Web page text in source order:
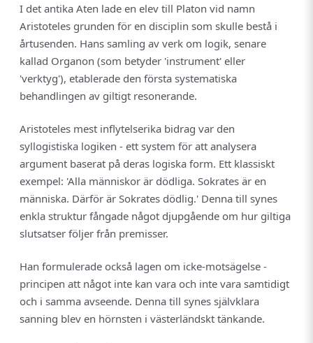
I det antika Aten lade en elev till Platon vid namn
Aristoteles grunden för en disciplin som skulle bestå i
årtusenden. Hans samling av verk om logik, senare
kallad Organon (som betyder 'instrument' eller
'verktyg'), etablerade den första systematiska
behandlingen av giltigt resonerande.
Aristoteles mest inflytelserika bidrag var den
syllogistiska logiken - ett system för att analysera
argument baserat på deras logiska form. Ett klassiskt
exempel: 'Alla människor är dödliga. Sokrates är en
människa. Därför är Sokrates dödlig.' Denna till synes
enkla struktur fångade något djupgående om hur giltiga
slutsatser följer från premisser.
Han formulerade också lagen om icke-motsägelse -
principen att något inte kan vara och inte vara samtidigt
och i samma avseende. Denna till synes självklara
sanning blev en hörnsten i västerländskt tänkande.